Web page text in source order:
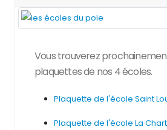
Vous trouverez
plaquettes de nos 4 écoles.
Plaquette de l'école Saint
Plaquette de l'école La